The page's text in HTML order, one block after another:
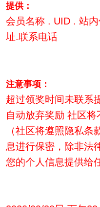
提供：
会员名称 . UID . 站
址.联系电话
注意事项：
超过领奖时间未联系
自动放弃奖励 社区将
（社区将遵照隐私
息进行保密，除非法
您的个人信息提供给